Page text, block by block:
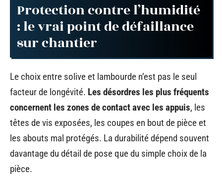
Protection contre l’humidité
: le vrai point de défaillance
sur chantier
Le choix entre solive et lambourde n’est pas le seul
facteur de longévité. Les désordres les plus fréquents
concernent les zones de contact avec les appuis, les
têtes de vis exposées, les coupes en bout de pièce et
les abouts mal protégés. La durabilité dépend souvent
davantage du détail de pose que du simple choix de la
pièce.